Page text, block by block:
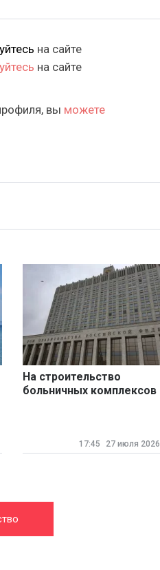
на сайте
на сайте
вы можете
На строительство
больничных комплексов
17:45 27 июля 2026